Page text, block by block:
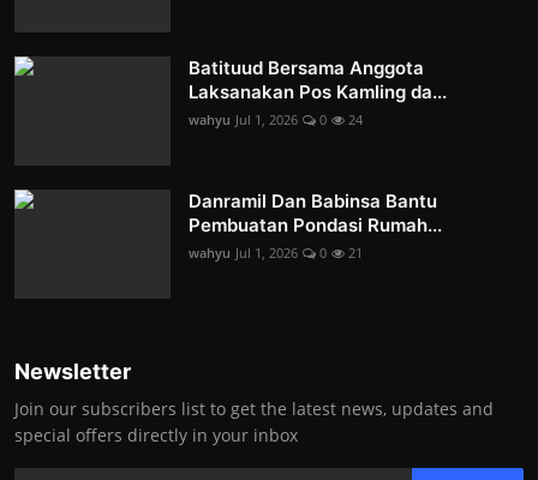
Batituud Bersama Anggota
Laksanakan Pos Kamling da...
wahyu Jul 1, 2026 0 24
Danramil Dan Babinsa Bantu
Pembuatan Pondasi Rumah...
wahyu Jul 1, 2026 0 21
Newsletter
Join our subscribers list to get the latest news, updates and
special offers directly in your inbox